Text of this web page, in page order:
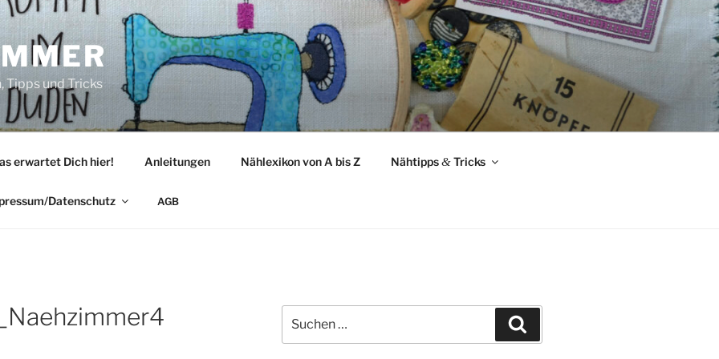
Tipps und Tricks
erwartet Dich hier! Anleitungen Nählexikon von A bis Z Nähtipps&Tricks
Datenschutz AGB
nach: